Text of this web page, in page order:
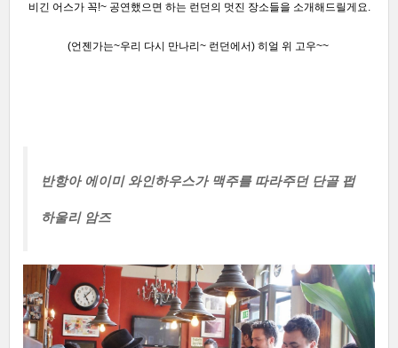
비긴 어스가 꼭!~ 공연했으면 하는 런던의 멋진 장소들을 소개해드릴게요.
(언젠가는~우리 다시 만나리~ 런던에서) 히얼 위 고우~~
반항아 에이미 와인하우스가 맥주를 따라주던 단골 펍
하울리 암즈